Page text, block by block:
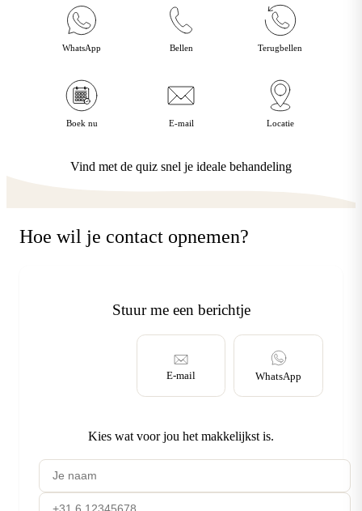
WhatsApp Bellen Terugbellen
Boek nu E-mail Locatie
Vind met de quiz snel je ideale behandeling
Hoe wil je contact opnemen?
Stuur me een berichtje
E-mail WhatsApp
Kies wat voor jou het makkelijkst is.